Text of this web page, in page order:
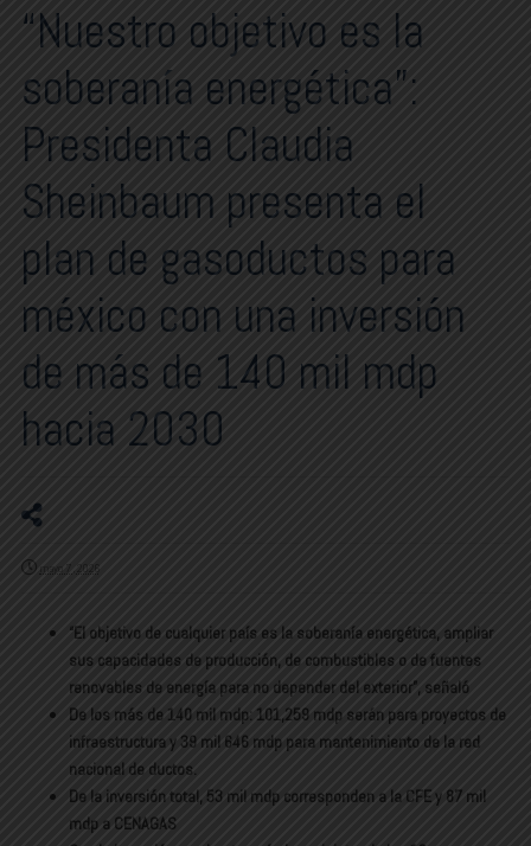
“Nuestro objetivo es la
soberanía energética”:
Presidenta Claudia
Sheinbaum presenta el
plan de gasoductos para
méxico con una inversión
de más de 140 mil mdp
hacia 2030
mayo 7, 2026
“El objetivo de cualquier país es la soberanía energética, ampliar
sus capacidades de producción, de combustibles o de fuentes
renovables de energía para no depender del exterior”, señaló
De los más de 140 mil mdp: 101,259 mdp serán para proyectos de
infraestructura y 39 mil 646 mdp para mantenimiento de la red
nacional de ductos.
De la inversión total, 53 mil mdp corresponden a la CFE y 87 mil
mdp a CENAGAS